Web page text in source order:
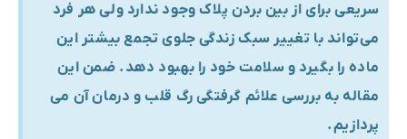
سریعی برای از بین‌ بردن پلاک وجود ندارد ولی هر فرد
می‌تواند با تغییر سبک زندگی‌ جلوی تجمع بیشتر این
ماده را بگیرد و سلامت خود را بهبود دهد. ضمن این
مقاله به بررسی علائم گرفتگی رگ قلب و درمان آن می
پردازیم.